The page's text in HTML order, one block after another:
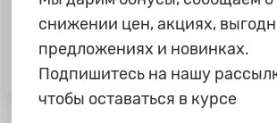
295 ₽
Батарейка AAA "Philips",
алкалиновая, 4 шт/блистер
145 ₽
снижении цен, акциях,
предложениях и новинках.
Подпишитесь на нашу
чтобы оставаться в курсе